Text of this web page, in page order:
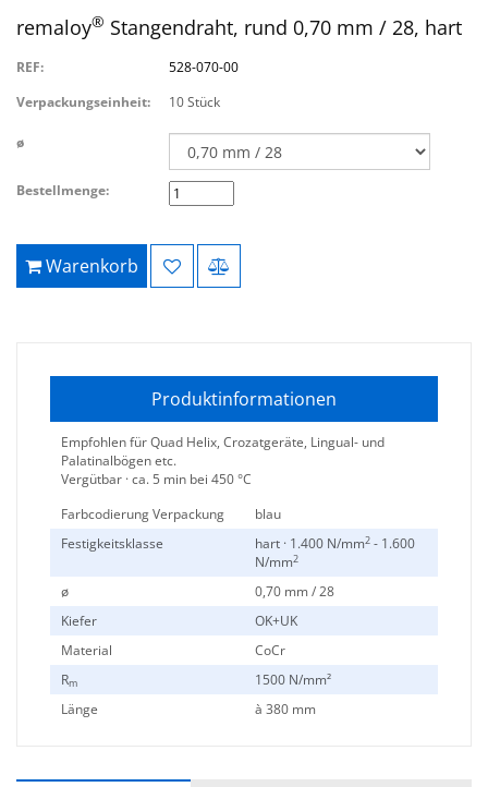
remaloy® Stangendraht, rund 0,70 mm / 28, hart
REF:
528-070-00
Verpackungseinheit:
10 Stück
ø
Bestellmenge:
Warenkorb
Produktinformationen
Empfohlen für Quad Helix, Crozatgeräte, Lingual- und
Palatinalbögen etc.
Vergütbar · ca. 5 min bei 450 °C
Farbcodierung Verpackung
blau
Festigkeitsklasse
hart · 1.400 N/mm2 - 1.600
N/mm2
ø
0,70 mm / 28
Kiefer
OK+UK
Material
CoCr
Rm
1500 N/mm²
Länge
à 380 mm